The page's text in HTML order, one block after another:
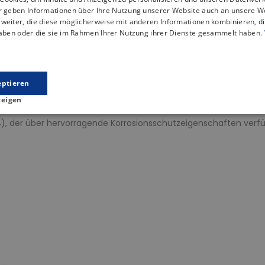
Beschreibung Artikeldetails
der über hervorragende Korrosionsschutzeigenschaften
geben Informationen über Ihre Nutzung unserer Website auch an unsere
die diese möglicherweise mit anderen Informationen kombinieren,
oder die sie im Rahmen Ihrer Nutzung ihrer Dienste gesammelt haben.